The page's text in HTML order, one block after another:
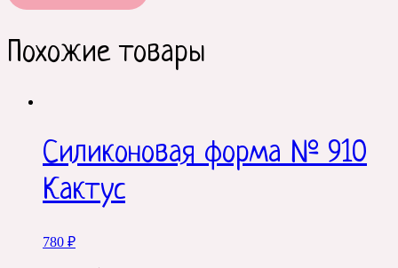
Похожие товары
Силиконовая форма № 910
Кактус
780 ₽